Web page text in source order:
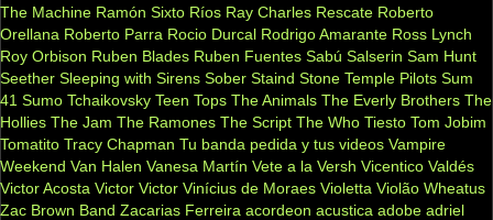
The Machine Ramón Sixto Ríos Ray Charles Rescate Roberto
Orellana Roberto Parra Rocio Durcal Rodrigo Amarante Ross Lynch
Roy Orbison Ruben Blades Ruben Fuentes Sabú Salserin Sam Hunt
Seether Sleeping with Sirens Sober Staind Stone Temple Pilots Sum
41 Sumo Tchaikovsky Teen Tops The Animals The Everly Brothers The
Hollies The Jam The Ramones The Script The Who Tiesto Tom Jobim
Tomatito Tracy Chapman Tu banda pedida y tus videos Vampire
Weekend Van Halen Vanesa Martín Vete a la Versh Vicentico Valdés
Victor Acosta Victor Victor Vinícius de Moraes Violetta Violão Wheatus
Zac Brown Band Zacarias Ferreira acordeon acustica adobe adriel